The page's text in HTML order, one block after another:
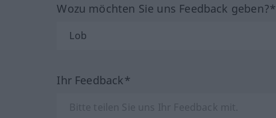
Wozu möchten Sie uns Feedback geben?*
Ihr Feedback*